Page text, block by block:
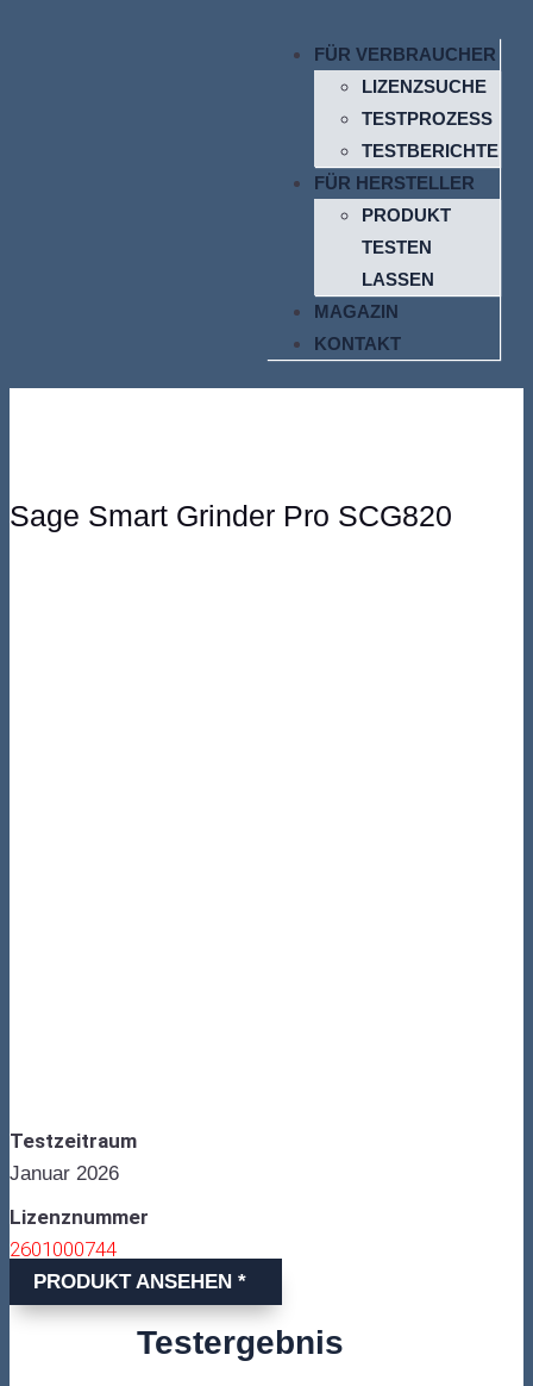
FÜR VERBRAUCHER
LIZENZSUCHE
TESTPROZESS
TESTBERICHTE
FÜR HERSTELLER
PRODUKT
TESTEN
LASSEN
MAGAZIN
KONTAKT
Sage Smart Grinder Pro SCG820
Testzeitraum
Januar 2026
Lizenznummer
2601000744
PRODUKT ANSEHEN *
Testergebnis